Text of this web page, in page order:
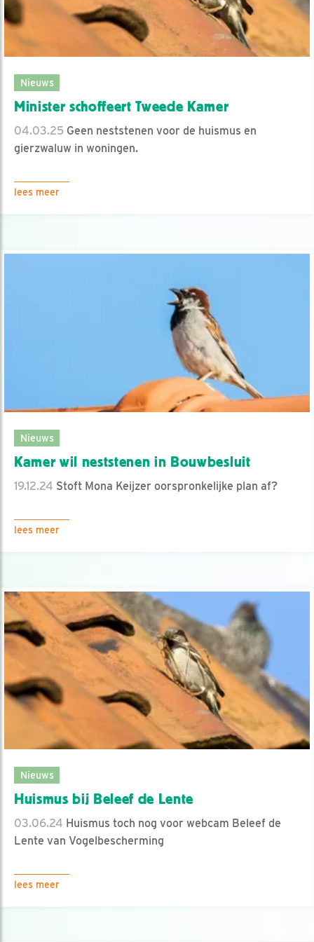
Nieuws
Minister schoffeert Tweede Kamer
04.03.25 Geen neststenen voor de huismus en
gierzwaluw in woningen.
lees meer
Nieuws
Kamer wil neststenen in Bouwbesluit
19.12.24 Stoft Mona Keijzer oorspronkelijke plan af?
lees meer
Nieuws
Huismus bij Beleef de Lente
03.06.24 Huismus toch nog voor webcam Beleef de
Lente van Vogelbescherming
lees meer